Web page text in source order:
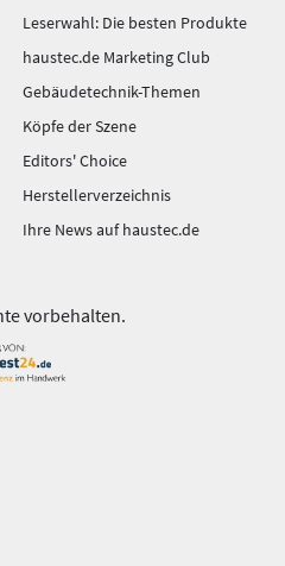
Leserwahl: Die besten Produkte
haustec.de Marketing Club
Gebäudetechnik-Themen
Köpfe der Szene
Editors' Choice
Herstellerverzeichnis
Ihre News auf haustec.de
vorbehalten.